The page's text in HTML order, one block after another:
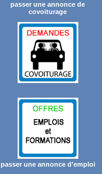
passer une annonce de
covoiturage
passer une annonce d’emploi